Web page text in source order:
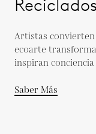
Reciclados
Artistas
ecoarte
inspiran
Saber Más